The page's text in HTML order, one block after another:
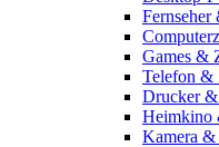
Games &
Telefon &
Drucker
Heimkino
Kamera